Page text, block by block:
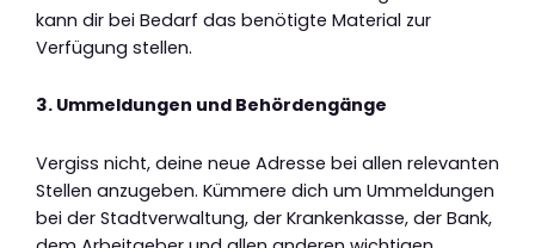
kann dir bei Bedarf das benötigte Material zur
Verfügung stellen.
3. Ummeldungen und Behördengänge
Vergiss nicht, deine neue Adresse bei allen relevanten
Stellen anzugeben. Kümmere dich um Ummeldungen
bei der Stadtverwaltung, der Krankenkasse, der Bank,